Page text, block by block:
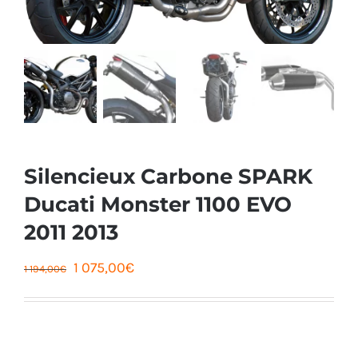
Silencieux Carbone SPARK
Ducati Monster 1100 EVO
2011 2013
1 194,00 €
Le
1 075,00€Le